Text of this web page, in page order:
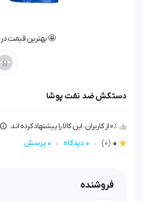
🤩 بهترین قیمت در
🤩 بهترین قیمت در
دستکش ضد نفت پوشا
0٪ از کاربران، این کالا را پیشنهاد کرده اند.
0
(0) 0 دیدگاه 0 پرسش
فروشنده